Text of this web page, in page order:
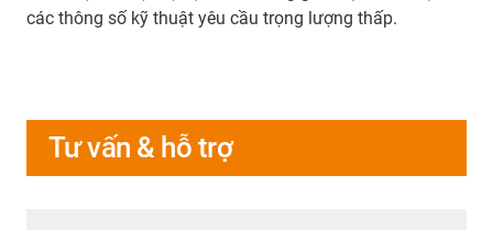
các thông số kỹ thuật yêu cầu trọng lượng thấp.
Tư vấn & hỗ trợ